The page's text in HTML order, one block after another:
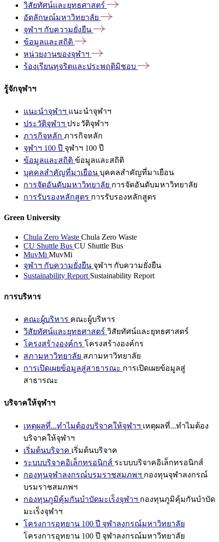
วิสัยทัศน์และยุทธศาสตร์
อัตลักษณ์มหาวิทยาลัย
จุฬาฯ กับความยั่งยืน
ข้อมูลและสถิติ
หน่วยงานของจุฬาฯ
ร้องเรียนทุจริตและประพฤติมิชอบ
รู้จักจุฬาฯ
แนะนำจุฬาฯ แนะนำจุฬาฯ
ประวัติจุฬาฯ ประวัติจุฬาฯ
ภารกิจหลัก ภารกิจหลัก
จุฬาฯ 100 ปี จุฬาฯ 100 ปี
ข้อมูลและสถิติ ข้อมูลและสถิติ
บุคคลสำคัญที่มาเยือน บุคคลสำคัญที่มาเยือน
การจัดอันดับมหาวิทยาลัย การจัดอันดับมหาวิทยาลัย
การรับรองหลักสูตร การรับรองหลักสูตร
Green University
Chula Zero Waste Chula Zero Waste
CU Shuttle Bus CU Shuttle Bus
MuvMi MuvMi
จุฬาฯ กับความยั่งยืน จุฬาฯ กับความยั่งยืน
Sustainability Report Sustainability Report
การบริหาร
คณะผู้บริหาร คณะผู้บริหาร
วิสัยทัศน์และยุทธศาสตร์ วิสัยทัศน์และยุทธศาสตร์
โครงสร้างองค์กร โครงสร้างองค์กร
สภามหาวิทยาลัย สภามหาวิทยาลัย
การเปิดเผยข้อมูลสู่สาธารณะ การเปิดเผยข้อมูลสู่
สาธารณะ
บริจาคให้จุฬาฯ
เหตุผลที่...ทำไมต้องบริจาคให้จุฬาฯ เหตุผลที่...ทำไมต้อง
บริจาคให้จุฬาฯ
เริ่มต้นบริจาค เริ่มต้นบริจาค
ระบบบริจาคอิเล็กทรอนิกส์ ระบบบริจาคอิเล็กทรอนิกส์
กองทุนจุฬาลงกรณ์บรมราชสมภพฯ กองทุนจุฬาลงกรณ์
บรมราชสมภพฯ
กองทุนภูมิคุ้มกันบำบัดมะเร็งจุฬาฯ กองทุนภูมิคุ้มกันบำบัด
มะเร็งจุฬาฯ
โครงการอุทยาน 100 ปี จุฬาลงกรณ์มหาวิทยาลัย
โครงการอุทยาน 100 ปี จุฬาลงกรณ์มหาวิทยาลัย